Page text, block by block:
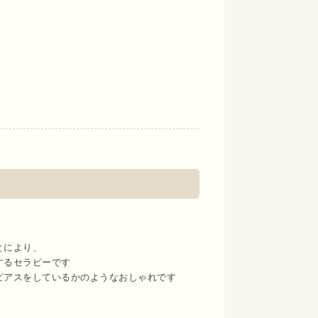
より、
セラピーです
スをしているかのようなおしゃれです